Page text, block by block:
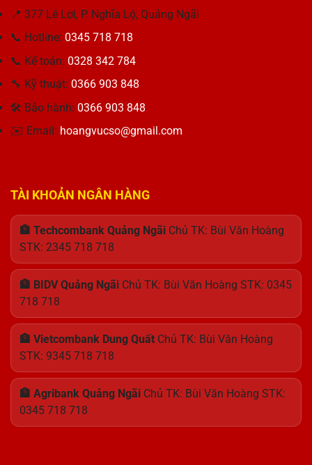
Cho
Nghiệp
Giải
Pháp
Hiển
Thị
Tối
Ưu
Đối
Tin
Cho
Nhân
5420
i7-
1185G7
–
Hiệu
và
kế
Hảo
📍 377 Lê Lợi, P. Nghĩa Lộ, Quảng Ngãi
📞 Hotline: 0345 718 718
📞 Kế toán: 0328 342 784
🔧 Kỹ thuật: 0366 903 848
🛠 Bảo hành: 0366 903 848
✉️ Email: hoangvucso@gmail.com
TÀI KHOẢN NGÂN HÀNG
🏦 Techcombank Quảng Ngãi Chủ TK: Bùi Văn Hoàng
STK: 2345 718 718
🏦 BIDV Quảng Ngãi Chủ TK: Bùi Văn Hoàng STK: 0345
718 718
🏦 Vietcombank Dung Quất Chủ TK: Bùi Văn Hoàng
STK: 9345 718 718
🏦 Agribank Quảng Ngãi Chủ TK: Bùi Văn Hoàng STK:
0345 718 718